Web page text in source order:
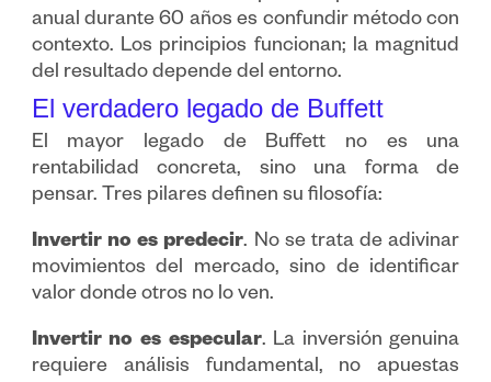
anual durante 60 años es confundir método con
contexto. Los principios funcionan; la magnitud
del resultado depende del entorno.
El verdadero legado de Buffett
El mayor legado de Buffett no es una
rentabilidad concreta, sino una forma de
pensar. Tres pilares definen su filosofía:
Invertir no es predecir. No se trata de adivinar
movimientos del mercado, sino de identificar
valor donde otros no lo ven.
Invertir no es especular. La inversión genuina
requiere análisis fundamental, no apuestas